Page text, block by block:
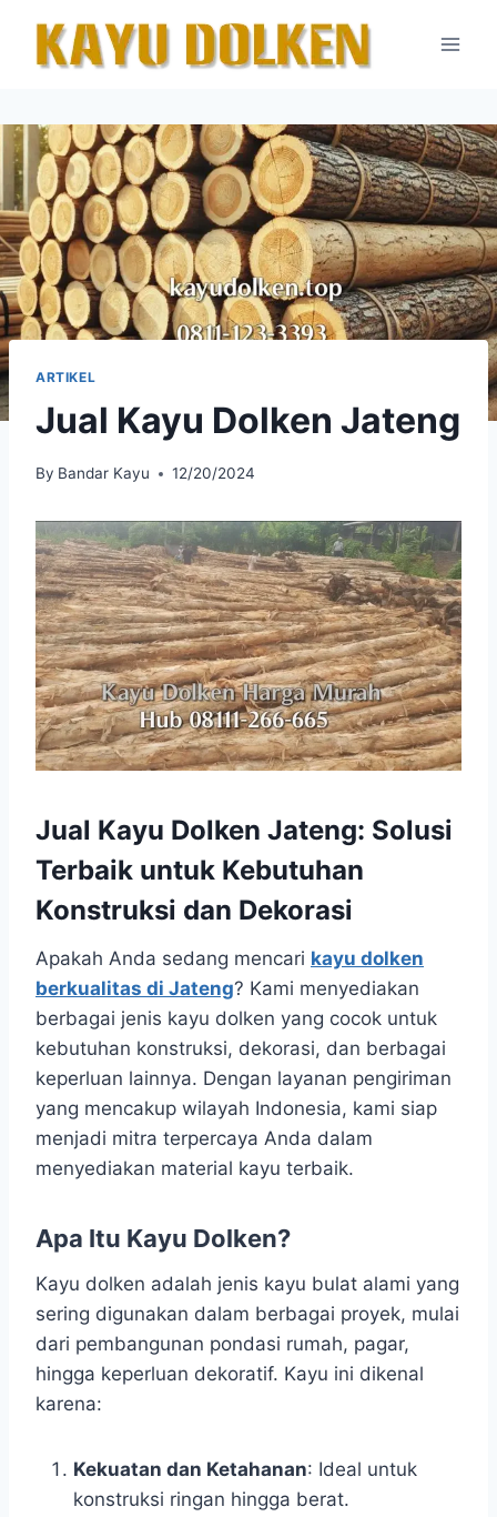
content
ARTIKEL
Jual Kayu Dolken Jateng
By Bandar Kayu 12/20/2024
Jual Kayu Dolken Jateng: Solusi
Terbaik untuk Kebutuhan
Konstruksi dan Dekorasi
Apakah Anda sedang mencari kayu dolken
berkualitas di Jateng? Kami menyediakan
berbagai jenis kayu dolken yang cocok untuk
kebutuhan konstruksi, dekorasi, dan berbagai
keperluan lainnya. Dengan layanan pengiriman
yang mencakup wilayah Indonesia, kami siap
menjadi mitra terpercaya Anda dalam
menyediakan material kayu terbaik.
Apa Itu Kayu Dolken?
Kayu dolken adalah jenis kayu bulat alami yang
sering digunakan dalam berbagai proyek, mulai
dari pembangunan pondasi rumah, pagar,
hingga keperluan dekoratif. Kayu ini dikenal
karena:
Kekuatan dan Ketahanan: Ideal untuk
konstruksi ringan hingga berat.